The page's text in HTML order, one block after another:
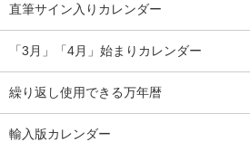
直筆サイン入りカレンダー
「3月」「4月」始まりカレンダー
繰り返し使用できる万年暦
輸入版カレンダー